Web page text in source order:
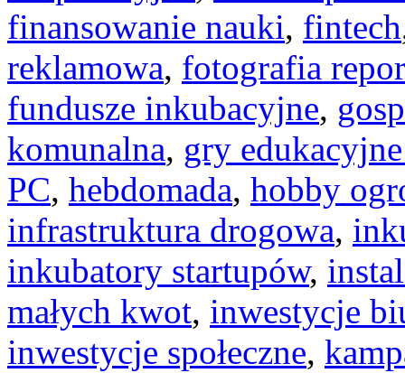
finansowanie nauki, fintech
reklamowa, fotografia
fundusze inkubacyjne,
komunalna, gry
PC, hebdomada, hobby
infrastruktura drogowa,
inkubatory startupów,
małych kwot, inwestycje
inwestycje społeczne,